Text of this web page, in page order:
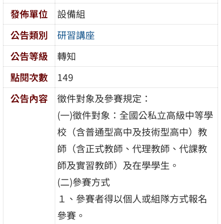
發佈單位
設備組
公告類別
研習講座
公告等級
轉知
點閱次數
149
公告內容
徵件對象及參賽規定：
(一)徵件對象：全國公私立高級中等學
校（含普通型高中及技術型高中）教
師（含正式教師、代理教師、代課教
師及實習教師）及在學學生。
(二)參賽方式
１、參賽者得以個人或組隊方式報名
參賽。